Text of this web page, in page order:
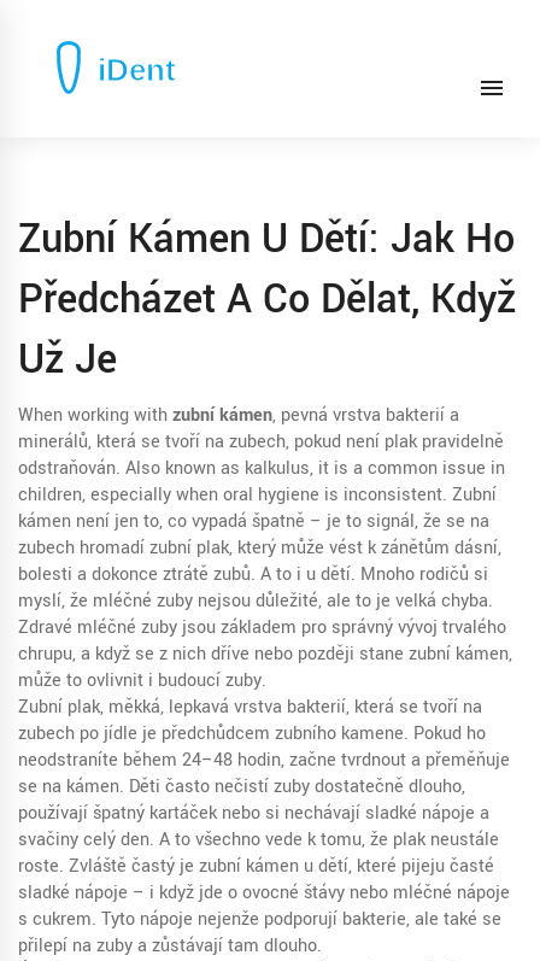
Zubní Kámen U Dětí: Jak Ho
Předcházet A Co Dělat, Když
Už Je
When working withzubní kámen, pevná vrstva bakterií a
minerálů, která se tvoří na zubech, pokud není plak pravidelně
odstraňován. Also known as kalkulus, it is a common issue in
children, especially when oral hygiene is inconsistent. Zubní
kámen není jen to, co vypadá špatně – je to signál, že se na
zubech hromadí zubní plak, který může vést k zánětům dásní,
bolesti a dokonce ztrátě zubů. A to i u dětí. Mnoho rodičů si
myslí, že mléčné zuby nejsou důležité, ale to je velká chyba.
Zdravé mléčné zuby jsou základem pro správný vývoj trvalého
chrupu, a když se z nich dříve nebo později stane zubní kámen,
může to ovlivnit i budoucí zuby.
Zubní plak, měkká, lepkavá vrstva bakterií, která se tvoří na
zubech po jídle je předchůdcem zubního kamene. Pokud ho
neodstraníte během 24–48 hodin, začne tvrdnout a přeměňuje
se na kámen. Děti často nečistí zuby dostatečně dlouho,
používají špatný kartáček nebo si nechávají sladké nápoje a
svačiny celý den. A to všechno vede k tomu, že plak neustále
roste. Zvláště častý je zubní kámen u dětí, které pijeju časté
sladké nápoje – i když jde o ovocné šťávy nebo mléčné nápoje
s cukrem. Tyto nápoje nejenže podporují bakterie, ale také se
přilepí na zuby a zůstávají tam dlouho.